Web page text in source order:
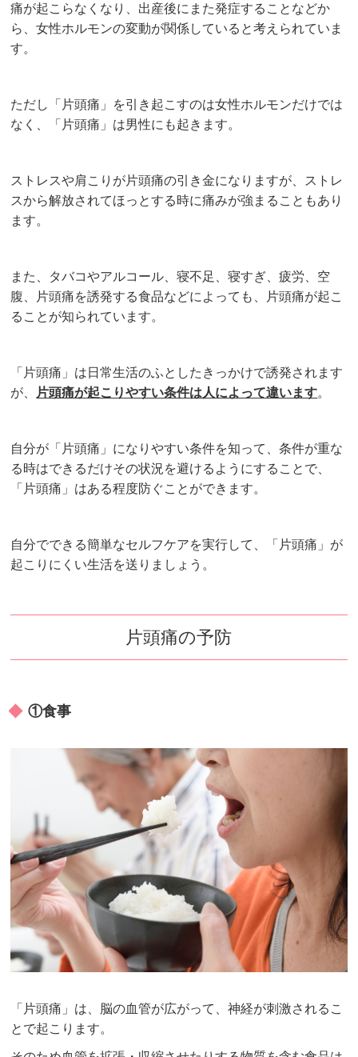
痛が起こらなくなり、出産後にまた発症することなどか
ら、女性ホルモンの変動が関係していると考えられていま
す。
ただし「片頭痛」を引き起こすのは女性ホルモンだけでは
なく、「片頭痛」は男性にも起きます。
ストレスや肩こりが片頭痛の引き金になりますが、ストレ
スから解放されてほっとする時に痛みが強まることもあり
ます。
また、タバコやアルコール、寝不足、寝すぎ、疲労、空
腹、片頭痛を誘発する食品などによっても、片頭痛が起こ
ることが知られています。
「片頭痛」は日常生活のふとしたきっかけで誘発されます
が、
片頭痛が起こりやすい条件は人によって違います。
自分が「片頭痛」になりやすい条件を知って、条件が重な
る時はできるだけその状況を避けるようにすることで、
「片頭痛」はある程度防ぐことができます。
自分でできる簡単なセルフケアを実行して、「片頭痛」が
起こりにくい生活を送りましょう。
片頭痛の予防
①食事
「片頭痛」は、脳の血管が広がって、神経が刺激されるこ
とで起こります。